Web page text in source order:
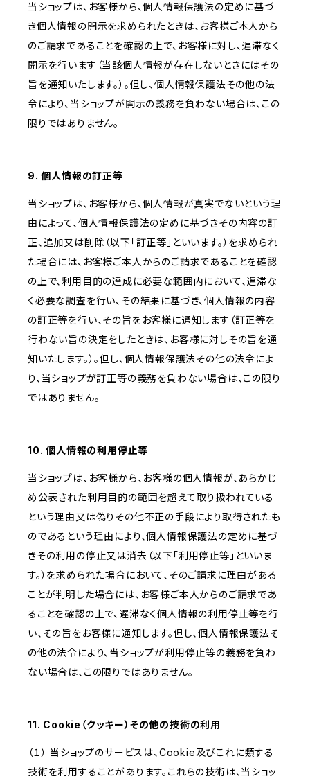
当ショップは、お客様から、個人情報保護法の定めに基づ
き個人情報の開示を求められたときは、お客様ご本人から
のご請求であることを確認の上で、お客様に対し、遅滞なく
開示を行います（当該個人情報が存在しないときにはその
旨を通知いたします。）。但し、個人情報保護法その他の法
令により、当ショップが開示の義務を負わない場合は、この
限りではありません。
9. 個人情報の訂正等
当ショップは、お客様から、個人情報が真実でないという理
由によって、個人情報保護法の定めに基づきその内容の訂
正、追加又は削除（以下「訂正等」といいます。）を求められ
た場合には、お客様ご本人からのご請求であることを確認
の上で、利用目的の達成に必要な範囲内において、遅滞な
く必要な調査を行い、その結果に基づき、個人情報の内容
の訂正等を行い、その旨をお客様に通知します（訂正等を
行わない旨の決定をしたときは、お客様に対しその旨を通
知いたします。）。但し、個人情報保護法その他の法令によ
り、当ショップが訂正等の義務を負わない場合は、この限り
ではありません。
10. 個人情報の利用停止等
当ショップは、お客様から、お客様の個人情報が、あらかじ
め公表された利用目的の範囲を超えて取り扱われている
という理由又は偽りその他不正の手段により取得されたも
のであるという理由により、個人情報保護法の定めに基づ
きその利用の停止又は消去（以下「利用停止等」といいま
す。）を求められた場合において、そのご請求に理由がある
ことが判明した場合には、お客様ご本人からのご請求であ
ることを確認の上で、遅滞なく個人情報の利用停止等を行
い、その旨をお客様に通知します。但し、個人情報保護法そ
の他の法令により、当ショップが利用停止等の義務を負わ
ない場合は、この限りではありません。
11. Cookie（クッキー）その他の技術の利用
（１） 当ショップのサービスは、Cookie及びこれに類する
技術を利用することがあります。これらの技術は、当ショッ